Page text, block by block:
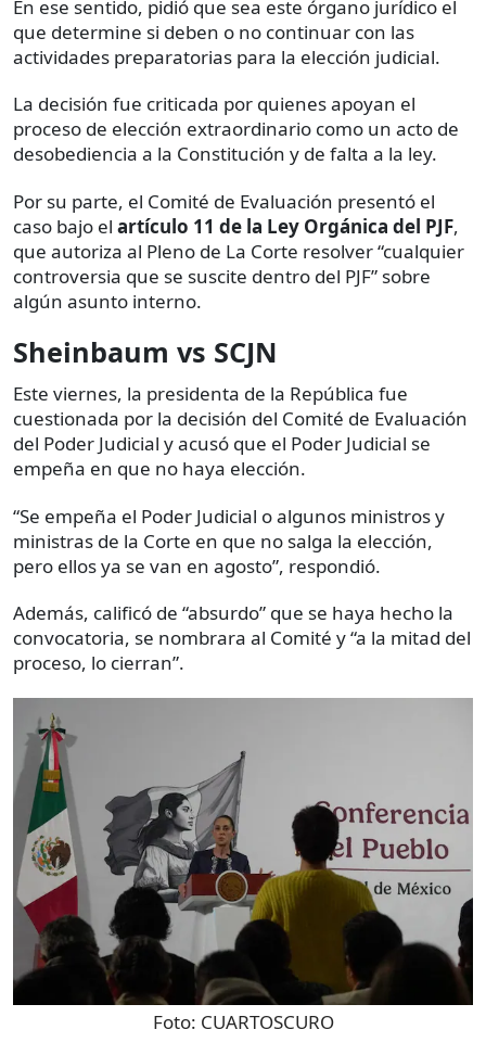
En ese sentido, pidió que sea este órgano jurídico el
que determine si deben o no continuar con las
actividades preparatorias para la elección judicial.
La decisión fue criticada por quienes apoyan el
proceso de elección extraordinario como un acto de
desobediencia a la Constitución y de falta a la ley.
Por su parte, el Comité de Evaluación presentó el
caso bajo el artículo 11 de la Ley Orgánica del PJF,
que autoriza al Pleno de La Corte resolver “cualquier
controversia que se suscite dentro del PJF” sobre
algún asunto interno.
Sheinbaum vs SCJN
Este viernes, la presidenta de la República fue
cuestionada por la decisión del Comité de Evaluación
del Poder Judicial y acusó que el Poder Judicial se
empeña en que no haya elección.
“Se empeña el Poder Judicial o algunos ministros y
ministras de la Corte en que no salga la elección,
pero ellos ya se van en agosto”, respondió.
Además, calificó de “absurdo” que se haya hecho la
convocatoria, se nombrara al Comité y “a la mitad del
proceso, lo cierran”.
Foto: CUARTOSCURO